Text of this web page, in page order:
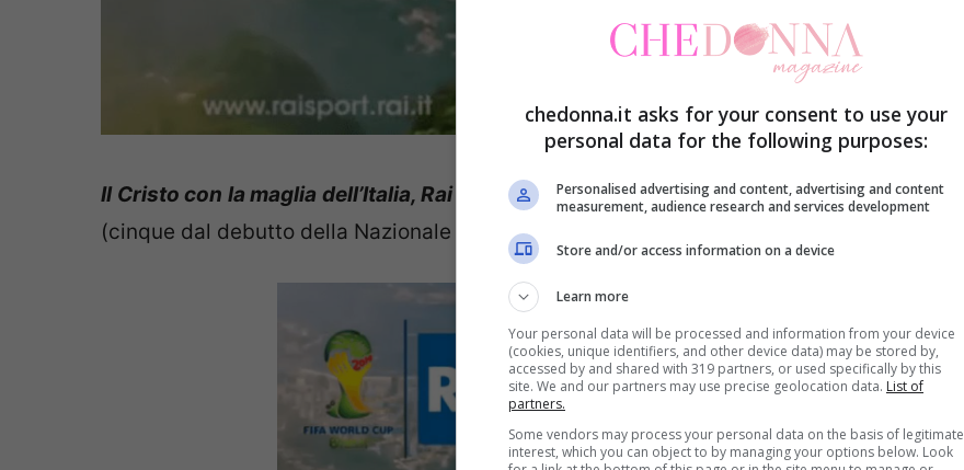
Il Cristo con la maglia dell’Italia, Rai denunciata – A soli tre giorni dall’inizio dei Mondiali
(cinque dal debutto della Nazionale Italiana) arrivano i primi guai!
chedonna.it asks for your consent to use your
personal data for the following purposes:
Personalised advertising and content, advertising and content
measurement, audience research and services development
Store and/or access information on a device
Learn more
Your personal data will be processed and information from your device
(cookies, unique identifiers, and other device data) may be stored by,
accessed by and shared with 319 partners, or used specifically by this
site. We and our partners may use precise geolocation data. List of
partners.
Some vendors may process your personal data on the basis of legitimate
interest, which you can object to by managing your options below. Look